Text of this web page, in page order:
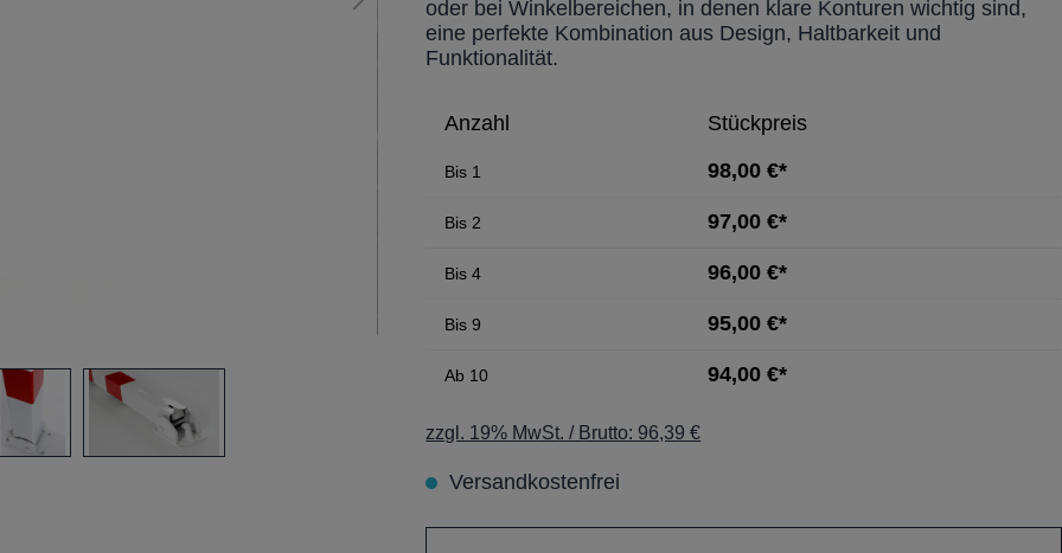
oder bei Winkelbereichen, in denen klare Konturen wichtig sind,
eine perfekte Kombination aus Design, Haltbarkeit und
Funktionalität.
Anzahl Stückpreis
Bis 1 98,00 €*
Bis2 97,00 €*
Bis4 96,00 €*
Bis9 95,00 €*
Ab 10 94,00 €*
zzgl. 19% MwSt. / Brutto: 96,39 €
Versandkostenfrei